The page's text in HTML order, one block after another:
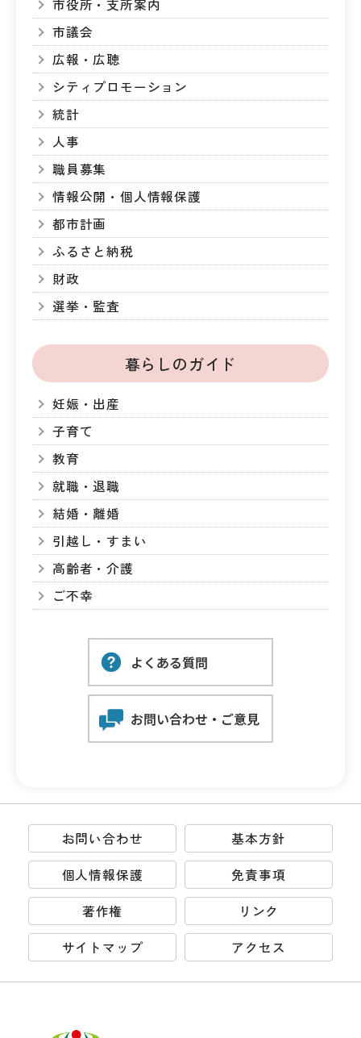
市役所・支所案内
市議会
広報・広聴
シティプロモーション
統計
人事
職員募集
情報公開・個人情報保護
都市計画
ふるさと納税
財政
選挙・監査
暮らしのガイド
妊娠・出産
子育て
教育
就職・退職
結婚・離婚
引越し・すまい
高齢者・介護
ご不幸
お問い合わせ
基本方針
個人情報保護
免責事項
著作権
リンク
サイトマップ
アクセス